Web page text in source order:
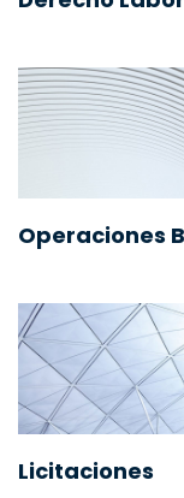
Operaciones
Licitaciones